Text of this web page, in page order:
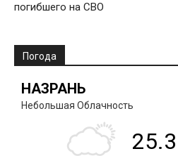
погибшего на СВО
Погода
НАЗРАНЬ
Небольшая Облачность
25.3